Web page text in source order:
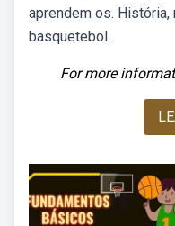
aprendem os.
basquetebol.
For more